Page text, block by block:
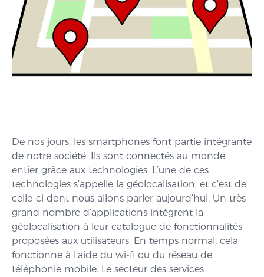
De nos jours, les smartphones font partie intégrante
de notre société. Ils sont connectés au monde
entier grâce aux technologies. L’une de ces
technologies s’appelle la géolocalisation, et c’est de
celle-ci dont nous allons parler aujourd’hui. Un très
grand nombre d’applications intègrent la
géolocalisation à leur catalogue de fonctionnalités
proposées aux utilisateurs. En temps normal, cela
fonctionne à l’aide du wi-fi ou du réseau de
téléphonie mobile. Le secteur des services